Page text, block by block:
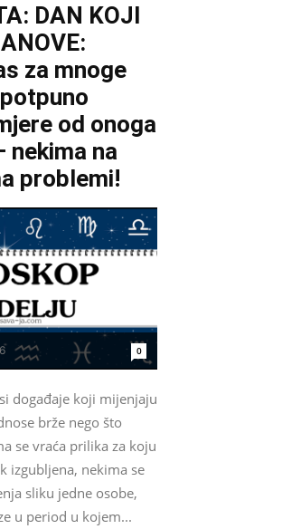
DAN KOJI
za mnoge
od onoga
nekima na
problemi!
0
događaje koji mijenjaju
brže nego što
se vraća prilika za koju
izgubljena, nekima se
sliku jedne osobe,
u period u kojem...